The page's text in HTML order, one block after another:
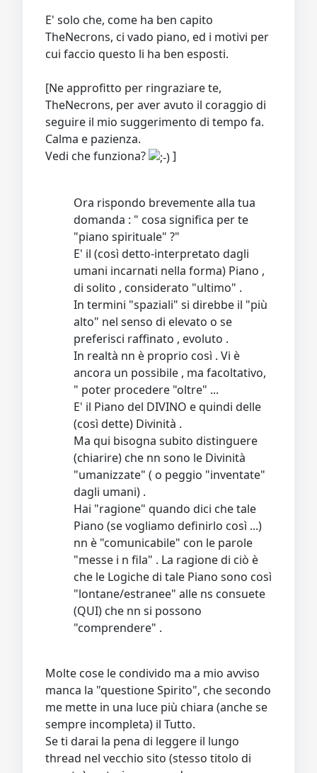
E' solo che, come ha ben capito
TheNecrons, ci vado piano, ed i motivi per
cui faccio questo li ha ben esposti.
[Ne approfitto per ringraziare te,
TheNecrons, per aver avuto il coraggio di
seguire il mio suggerimento di tempo fa.
Calma e pazienza.
Vedi che funziona?
]
Ora rispondo brevemente alla tua
domanda : " cosa significa per te
"piano spirituale" ?"
E' il (così detto-interpretato dagli
umani incarnati nella forma) Piano ,
di solito , considerato "ultimo" .
In termini "spaziali" si direbbe il "più
alto" nel senso di elevato o se
preferisci raffinato , evoluto .
In realtà nn è proprio così . Vi è
ancora un possibile , ma facoltativo,
" poter procedere "oltre" ...
E' il Piano del DIVINO e quindi delle
(così dette) Divinità .
Ma qui bisogna subito distinguere
(chiarire) che nn sono le Divinità
"umanizzate" ( o peggio "inventate"
dagli umani) .
Hai "ragione" quando dici che tale
Piano (se vogliamo definirlo così ...)
nn è "comunicabile" con le parole
"messe i n fila" . La ragione di ciò è
che le Logiche di tale Piano sono così
"lontane/estranee" alle ns consuete
(QUI) che nn si possono
"comprendere" .
Molte cose le condivido ma a mio avviso
manca la "questione Spirito", che secondo
me mette in una luce più chiara (anche se
sempre incompleta) il Tutto.
Se ti darai la pena di leggere il lungo
thread nel vecchio sito (stesso titolo di